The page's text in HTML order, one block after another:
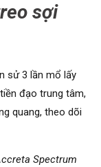
sợi
sử 3 lần mổ lấy
đạo trung tâm,
quang, theo dõi
Spectrum